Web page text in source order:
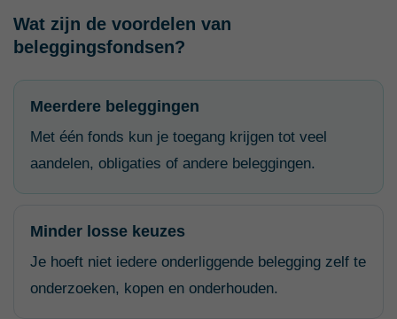
Wat zijn de voordelen van
beleggingsfondsen?
Meerdere beleggingen
Met één fonds kun je toegang krijgen tot veel
aandelen, obligaties of andere beleggingen.
Minder losse keuzes
Je hoeft niet iedere onderliggende belegging zelf te
onderzoeken, kopen en onderhouden.